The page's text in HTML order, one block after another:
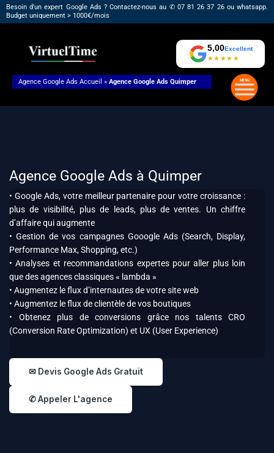
Besoin d'un expert Google Ads ? Contactez-nous au ✆ 07 81 26 37 26 ou whatsapp.
Budget uniquement > 1000€/mois
Aller
au
contenu
Agence Google Ads Accueil » Agence Google Ads Quimper
Agence Google Ads à Quimper
• Google Ads, votre meilleur partenaire pour votre croissance :
plus de visibilité, plus de leads, plus de ventes. Un chiffre
d’affaire qui augmente
• Gestion de vos campagnes Gooogle Ads (Search, Display,
Performance Max, Shopping, etc.)
• Analyses et recommandations expertes pour aller plus loin
que des agences classiques « lambda »
• Augmentez le flux d’internautes de votre site web
• Augmentez le flux de clientèle de vos boutiques
• Obtenez plus de conversions grâce nos talents CRO
(Conversion Rate Optimization) et UX (User Experience)
✉ Devis Google Ads Gratuit
✆ Appeler L'agence
5,00Excellent
★★★★★